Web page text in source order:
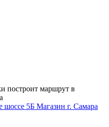
построит маршрут в
шоссе 5Б Магазин г. Самара